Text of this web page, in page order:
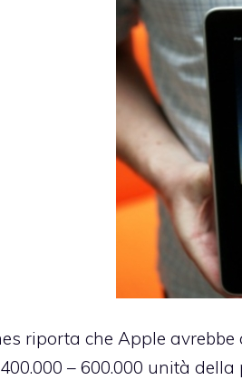
riporta che Apple
– 600.000 unità